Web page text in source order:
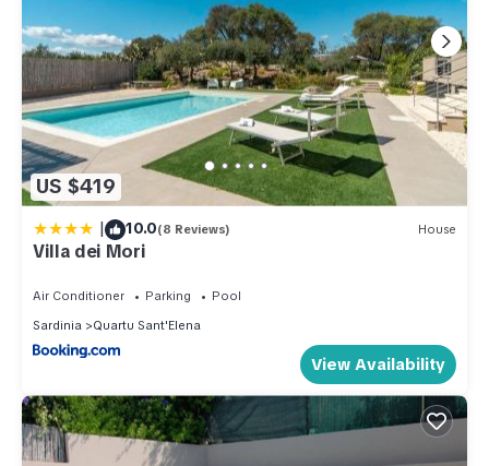
US $419
| 10.0(8 Reviews) House
Villa dei Mori
Air Conditioner Parking
Pool
Sardinia
Quartu Sant'Elena
View Availability